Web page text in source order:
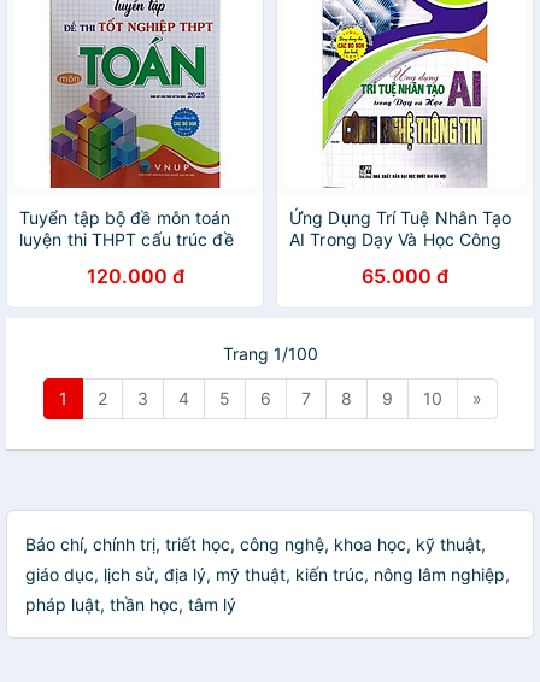
Tuyển tập bộ đề môn toán
luyện thi THPT cấu trúc đề
120.000 đ
Ứng Dụng Trí Tuệ Nhân Tạo
AI Trong Dạy Và Học Công
Học + Học Môn Địa Lí
65.000 đ
Trang 1/100
1 2 3 4 5 6 7 8 9 10 »
Báo chí, chính trị, triết học, công nghệ, khoa học, kỹ thuật,
giáo dục, lịch sử, địa lý, mỹ thuật, kiến trúc, nông lâm nghiệp,
pháp luật, thần học, tâm lý